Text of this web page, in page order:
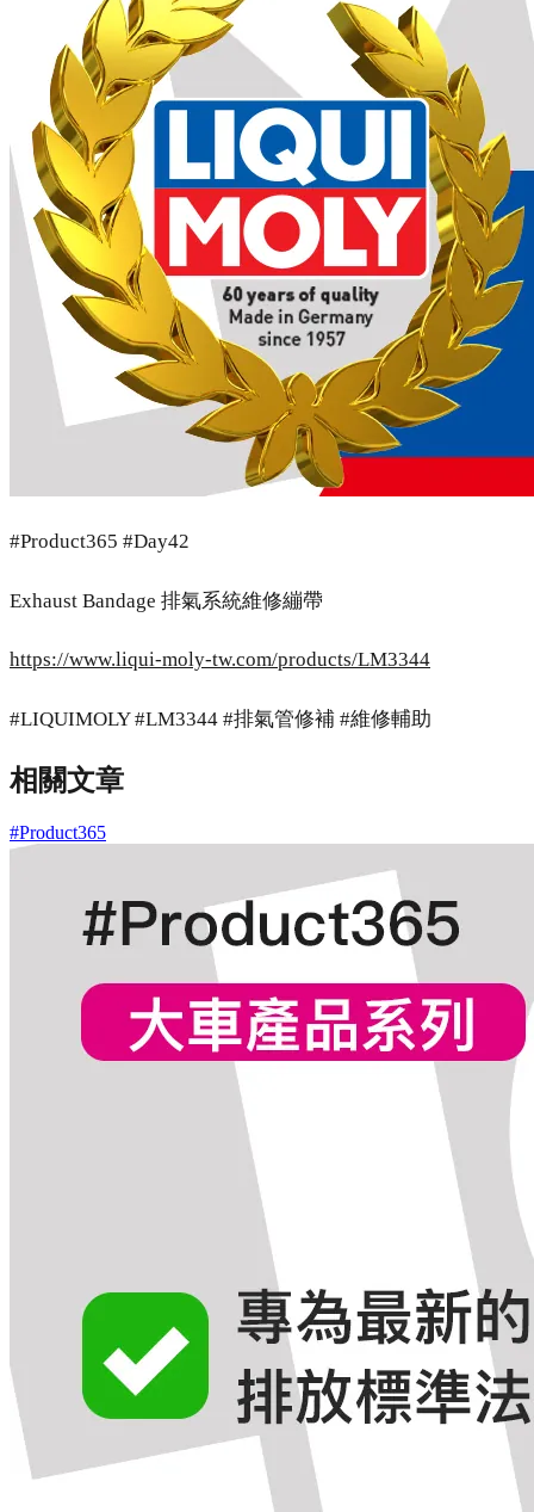
#Product365 #Day42
Exhaust Bandage 排氣系統維修繃帶
https://www.liqui-moly-tw.com/products/LM3344
#LIQUIMOLY #LM3344 #排氣管修補 #維修輔助
相關文章
#Product365